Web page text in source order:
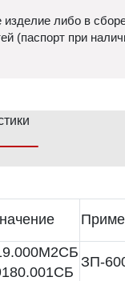
изделие либо в
(паспорт при
ЗП-